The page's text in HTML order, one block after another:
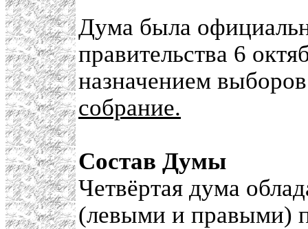
Дума была
правительства 6
назначением
собрание.
Состав Думы
Четвёртая дума
(левыми и правыми)